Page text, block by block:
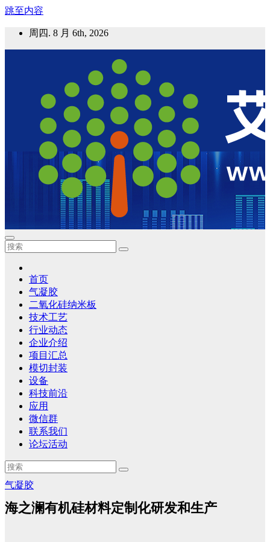
跳至内容
周四. 8 月 6th, 2026
艾邦气凝胶论坛
气凝胶材料及应用，产业链动态；气凝胶在新能源如锂电、储
首页
气凝胶
二氧化硅纳米板
技术工艺
行业动态
企业介绍
项目汇总
模切封装
设备
科技前沿
应用
微信群
联系我们
论坛活动
气凝胶
海之澜有机硅材料定制化研发和生产